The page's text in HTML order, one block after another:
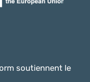
soutiennent le